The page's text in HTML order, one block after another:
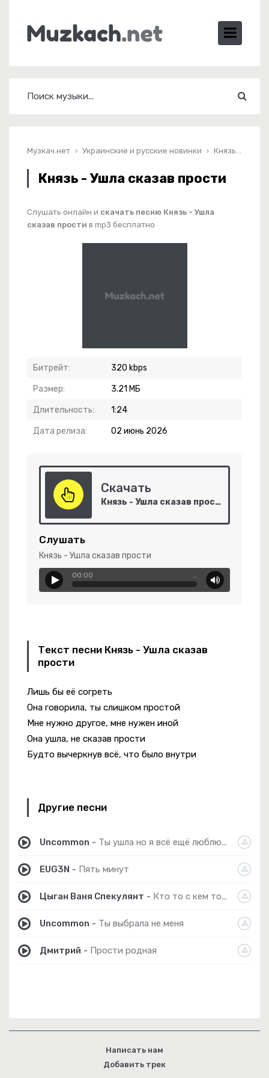
Музкач.нет Украинские и русские новинки Князь - Ушла сказав прости
Князь - Ушла сказав прости
Слушать онлайн и скачать песню Князь - Ушла
сказав прости в mp3 бесплатно
Битрейт: 320 kbps
Размер: 3.21 МБ
Длительность: 1:24
Дата релиза: 02 июнь 2026
Скачать
Князь - Ушла сказав прости
Слушать
Князь - Ушла сказав прости
00:00 …
Текст песни Князь - Ушла сказав
прости
Лишь бы её согреть
Она говорила, ты слишком простой
Мне нужно другое, мне нужен иной
Она ушла, не сказав прости
Будто вычеркнув всё, что было внутри
Другие песни
Uncommon - Ты ушла но я всё ещё люблю тебя
EUG3N - Пять минут
Цыган Ваня Спекулянт - Кто то с кем то и прости
Uncommon - Ты выбрала не меня
Дмитрий - Прости родная
Написать нам
Добавить трек
Усыпленье
Приморья